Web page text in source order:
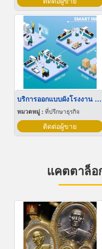
บริการออกแบบผังโรงงาน Lay out
หมวดหมู่ : ที่ปรึกษาธุรกิจ
ติดต่อผู้ขาย
แคตตาล็